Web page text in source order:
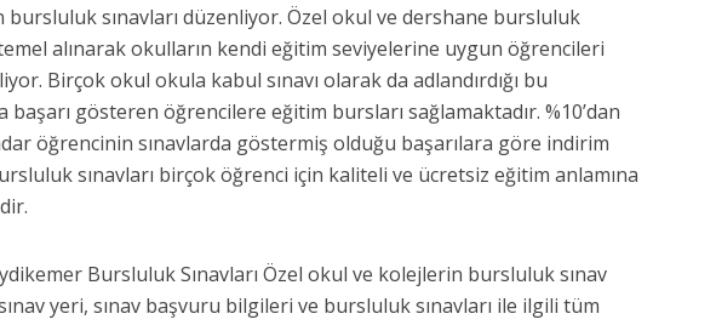
bursluluk sınavları düzenliyor. Özel okul ve dershane bursluluk
temel alınarak okulların kendi eğitim seviyelerine uygun öğrencileri
Birçok okul okula kabul sınavı olarak da adlandırdığı bu
başarı gösteren öğrencilere eğitim bursları sağlamaktadır. %10’dan
öğrencinin sınavlarda göstermiş olduğu başarılara göre indirim
sınavları birçok öğrenci için kaliteli ve ücretsiz eğitim anlamına
Bursluluk Sınavları Özel okul ve kolejlerin bursluluk sınav
yeri, sınav başvuru bilgileri ve bursluluk sınavları ile ilgili tüm